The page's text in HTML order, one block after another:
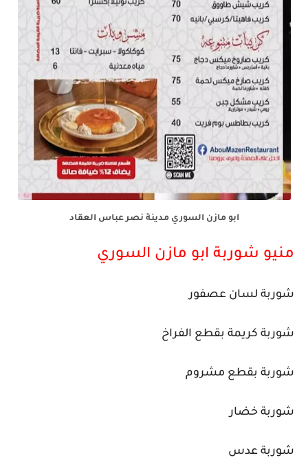
ابو مازن السوري مدينة نصر عباس العقاد
منيو شوربة ابو مازن السوري
شوربة لسان عصفور
شوربة كريمة بقطع الفراخ
شوربة بقطع مشروم
شوربة خضار
شوربة عدس